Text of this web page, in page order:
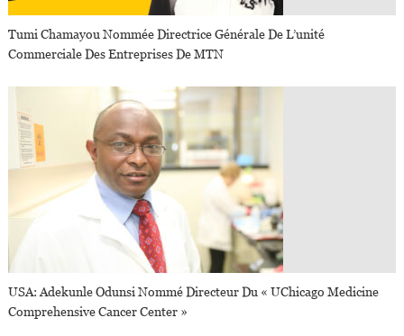
Tumi Chamayou Nommée Directrice Générale De L’unité
Commerciale Des Entreprises De MTN
USA: Adekunle Odunsi Nommé Directeur Du « UChicago Medicine
Comprehensive Cancer Center »